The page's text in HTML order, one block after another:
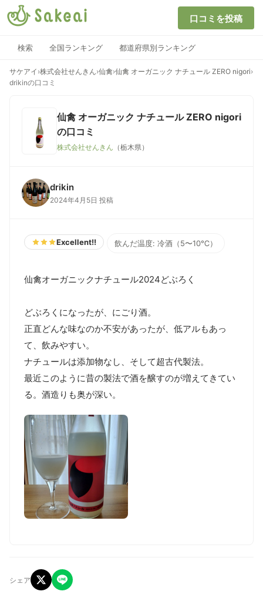
口コミを投稿
検索 全国ランキング 都道府県別ランキング
サケアイ ›株式会社せんきん›仙禽›仙禽 オーガニック ナチュール ZERO nigori›
drikinの口コミ
仙禽 オーガニック ナチュール ZERO nigori
の口コミ
株式会社せんきん （栃木県）
drikin
2024年4月5日 投稿
Excellent!! 飲んだ温度: 冷酒（5〜10℃）
仙禽オーガニックナチュール2024どぶろく
どぶろくになったが、にごり酒。
正直どんな味なのか不安があったが、低アルもあっ
て、飲みやすい。
ナチュールは添加物なし、そして超古代製法。
最近このように昔の製法で酒を醸すのが増えてきてい
る。酒造りも奥が深い。
シェア